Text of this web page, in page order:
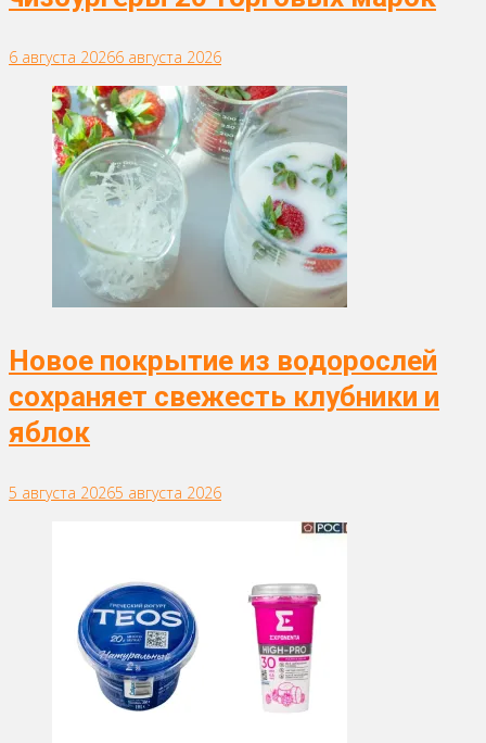
6 августа 20266 августа 2026
Новое покрытие из водорослей
сохраняет свежесть клубники и
яблок
5 августа 20265 августа 2026